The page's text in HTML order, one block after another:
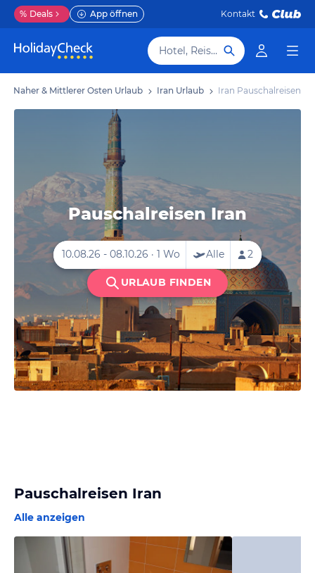
% Deals App öffnen Kontakt
Hotel, Reiseziel
Naher & Mittlerer Osten Urlaub Iran Urlaub Iran Pauschalreisen
Pauschalreisen Iran
Pauschalreisen Iran
Alle anzeigen